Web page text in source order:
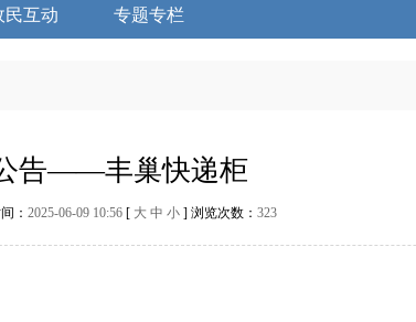
民互动 专题专栏
告——丰巢快递柜
： 2025-06-09 10:56 [ 大 中 小 ] 浏览次数： 323